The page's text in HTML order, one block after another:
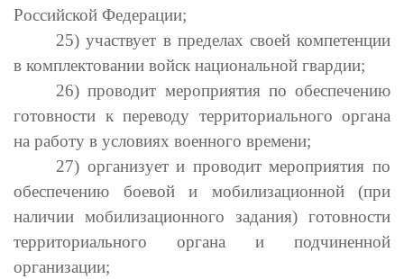
Российской Федерации;
25) участвует в пределах своей компетенции
в комплектовании войск национальной гвардии;
26) проводит мероприятия по обеспечению
готовности к переводу территориального органа
на работу в условиях военного времени;
27) организует и проводит мероприятия по
обеспечению боевой и мобилизационной (при
наличии мобилизационного задания) готовности
территориального органа и подчиненной
организации;